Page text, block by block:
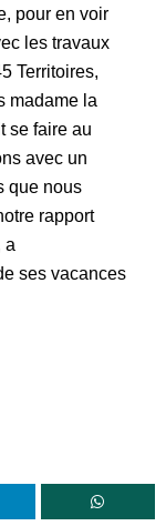
pour en voir
les travaux
Territoires,
madame la
se faire au
avec un
que nous
rapport
a
ses vacances